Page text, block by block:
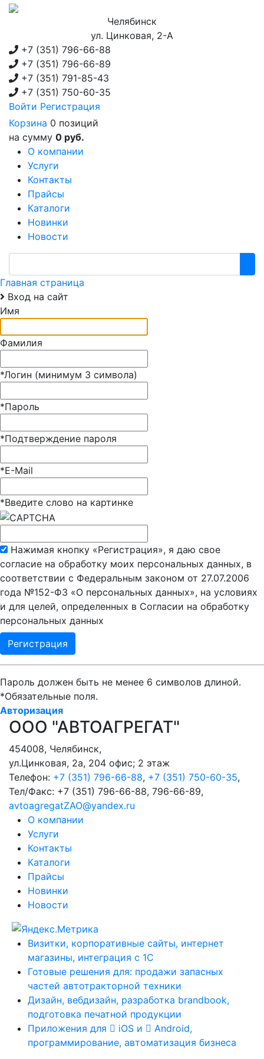
Челябинск
ул. Цинковая, 2-А
+7 (351) 796-66-88
+7 (351) 796-66-89
+7 (351) 791-85-43
+7 (351) 750-60-35
Войти Регистрация
Корзина 0 позиций
на сумму 0 руб.
О компании
Услуги
Контакты
Прайсы
Каталоги
Новинки
Новости
Главная страница
Вход на сайт
Имя
Фамилия
*Логин (минимум 3 символа)
*Пароль
*Подтверждение пароля
*E-Mail
*Введите слово на картинке
Нажимая кнопку «Регистрация», я даю свое
согласие на обработку моих персональных данных, в
соответствии с Федеральным законом от 27.07.2006
года №152-ФЗ «О персональных данных», на условиях
и для целей, определенных в Согласии на обработку
персональных данных
Пароль должен быть не менее 6 символов длиной.
*Обязательные поля.
Авторизация
ООО "АВТОАГРЕГАТ"
454008, Челябинск,
ул.Цинковая, 2а, 204 офис; 2 этаж
Телефон: +7 (351) 796-66-88, +7 (351) 750-60-35,
Тел/Факс: +7 (351) 796-66-88, 796-66-89,
avtoagregatZAO@yandex.ru
О компании
Услуги
Контакты
Каталоги
Прайсы
Новинки
Новости
Визитки, корпоративные сайты, интернет
магазины, интеграция с 1С
Готовые решения для: продажи запасных
частей автотракторной техники
Дизайн, вебдизайн, разработка brandbook,
подготовка печатной продукции
Приложения для
iOS и
Android,
программирование, автоматизация бизнеса